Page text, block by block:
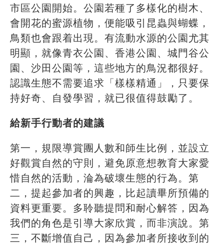
市區公園開始。公園若種了多樣化的樹木、
會開花的蜜源植物，便能吸引昆蟲與蝴蝶，
鳥類也會跟着出現。有流動水源的公園尤其
明顯，就像青衣公園、香港公園、城門谷公
園、沙田公園等，這些地方的鳥況都很好。
認識生態不需要追求「樣樣精通」，只要保
持好奇、自發學習，就已很值得鼓勵了。
給新手行動者的建議
第一，規限導賞團人數和師生比例，並設立
好觀賞自然的守則，避免原意想教育大家愛
惜自然的活動，淪為破壞生態的行為。第
二，提起參加者的興趣，比起讀畢所預備的
資料更重要。多聆聽提問和耐心解答，因為
我們的角色是引導大家欣賞，而非演說。第
三，不斷增值自己，因為參加者所接收到的